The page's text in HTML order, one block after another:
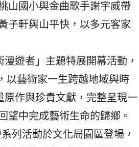
山國小與金曲歌手謝宇威帶
子軒與山平快，以多元客家
遊者」主題特展開幕活動，
以藝術家一生跨越地域與時
作與珍貴文獻，完整呈現一
望中完成藝術生命的歸鄉。
列活動於文化局園區登場，